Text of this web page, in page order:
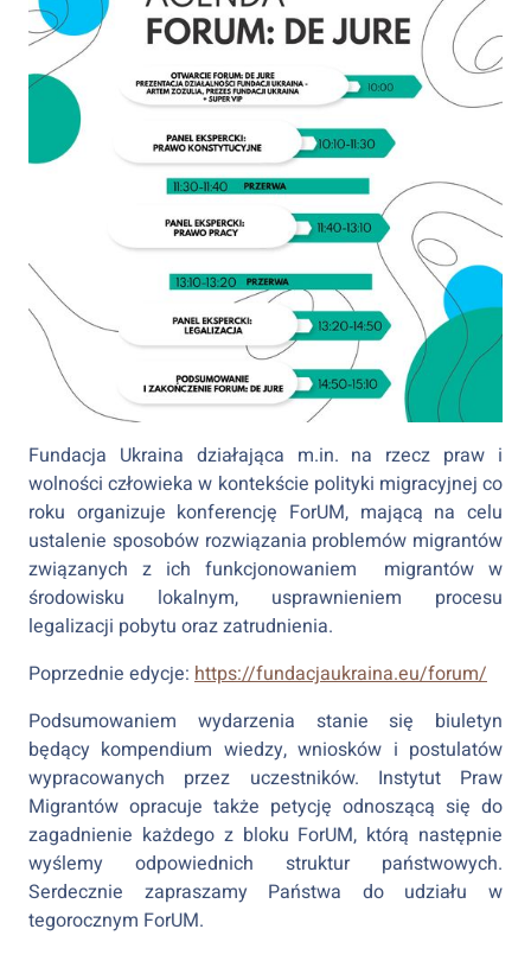
Fundacja Ukraina działająca m.in. na rzecz praw i
wolności człowieka w kontekście polityki migracyjnej co
roku organizuje konferencję ForUM, mającą na celu
ustalenie sposobów rozwiązania problemów migrantów
związanych z ich funkcjonowaniem migrantów w
środowisku lokalnym, usprawnieniem procesu
legalizacji pobytu oraz zatrudnienia.
Poprzednie edycje: https://fundacjaukraina.eu/forum/
Podsumowaniem wydarzenia stanie się biuletyn
będący kompendium wiedzy, wniosków i postulatów
wypracowanych przez uczestników. Instytut Praw
Migrantów opracuje także petycję odnoszącą się do
zagadnienie każdego z bloku ForUM, którą następnie
wyślemy odpowiednich struktur państwowych.
Serdecznie zapraszamy Państwa do udziału w
tegorocznym ForUM.